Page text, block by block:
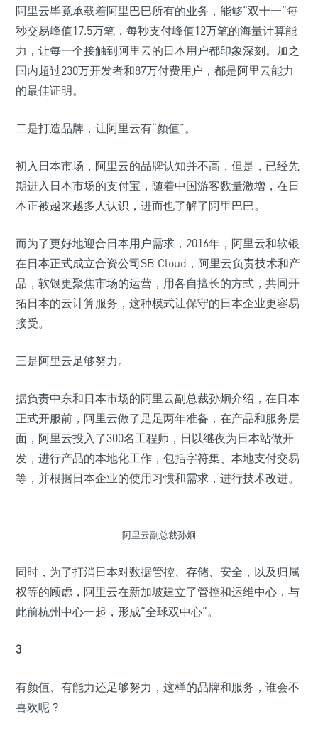
阿里云毕竟承载着阿里巴巴所有的业务，能够“双十一”每
秒交易峰值17.5万笔，每秒支付峰值12万笔的海量计算能
力，让每一个接触到阿里云的日本用户都印象深刻。加之
国内超过230万开发者和87万付费用户，都是阿里云能力
的最佳证明。
二是打造品牌，让阿里云有“颜值”。
初入日本市场，阿里云的品牌认知并不高，但是，已经先
期进入日本市场的支付宝，随着中国游客数量激增，在日
本正被越来越多人认识，进而也了解了阿里巴巴。
而为了更好地迎合日本用户需求，2016年，阿里云和软银
在日本正式成立合资公司SB Cloud，阿里云负责技术和产
品，软银更聚焦市场的运营，用各自擅长的方式，共同开
拓日本的云计算服务，这种模式让保守的日本企业更容易
接受。
三是阿里云足够努力。
据负责中东和日本市场的阿里云副总裁孙炯介绍，在日本
正式开服前，阿里云做了足足两年准备，在产品和服务层
面，阿里云投入了300名工程师，日以继夜为日本站做开
发，进行产品的本地化工作，包括字符集、本地支付交易
等，并根据日本企业的使用习惯和需求，进行技术改进。
阿里云副总裁孙炯
同时，为了打消日本对数据管控、存储、安全，以及归属
权等的顾虑，阿里云在新加坡建立了管控和运维中心，与
此前杭州中心一起，形成“全球双中心”。
3
有颜值、有能力还足够努力，这样的品牌和服务，谁会不
喜欢呢？